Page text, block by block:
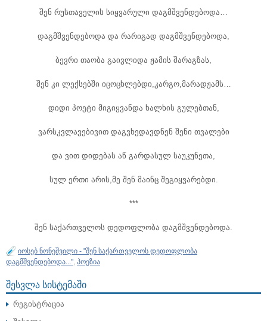
შენ რუსთაველის სიყვარული დაგმშვენდებოდა…
დაგმშვენდებოდა და რარიგად დაგმშვენდებოდა,
ბევრი თაობა გაივლიდა ჟამის შარაგზას,
შენ კი ლექსებში იცოცხლებდი,კარგო,მარადჟამს…
დიდი პოეტი მიგიყვანდა ხალხის გულებთან,
ვარსკვლავებივით დაგვხედავდნენ შენი თვალები
და ვით დიდებას აწ გარდასულ საუკუნეთა,
სულ ერთი არის,მე შენ მაინც შეგიყვარებდი.
***
შენ საქართველოს დედოფლობა დაგმშვენდებოდა.
იოსებ ნონეშვილი - "შენ საქართველოს დედოფლობა
დაგმშვენდებოდა...", პოეზია
ᲨᲔᲡᲕᲚᲐ ᲡᲘᲡᲢᲔᲛᲐᲨᲘ
რეგისტრაცია